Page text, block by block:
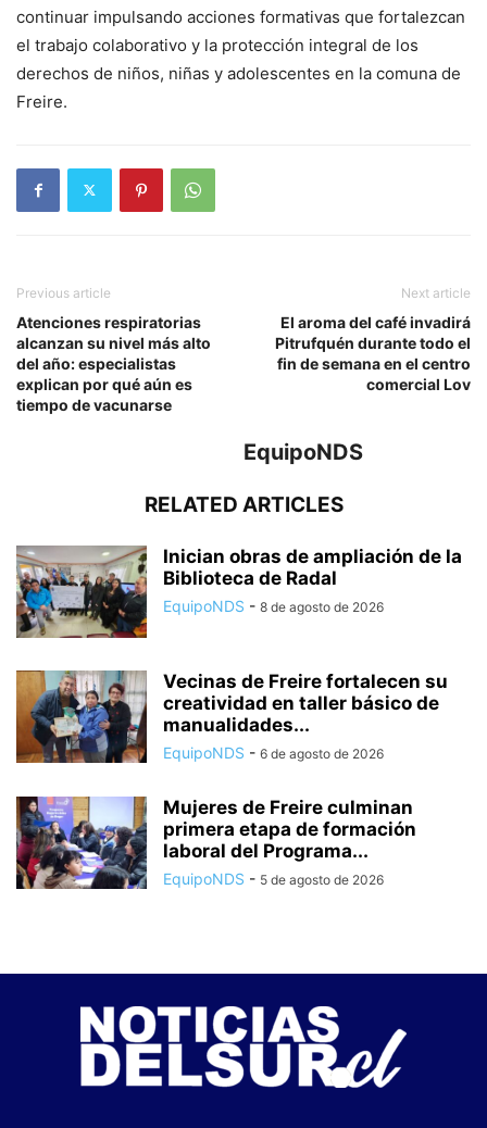
continuar impulsando acciones formativas que fortalezcan
el trabajo colaborativo y la protección integral de los
derechos de niños, niñas y adolescentes en la comuna de
Freire.
Previous article
Atenciones respiratorias
alcanzan su nivel más alto
del año: especialistas
explican por qué aún es
tiempo de vacunarse
Next article
El aroma del café invadirá
Pitrufquén durante todo el
fin de semana en el centro
comercial Lov
EquipoNDS
RELATED ARTICLES
Inician obras de ampliación de la
Biblioteca de Radal
EquipoNDS - 8 de agosto de 2026
Vecinas de Freire fortalecen su
creatividad en taller básico de
manualidades...
EquipoNDS - 6 de agosto de 2026
Mujeres de Freire culminan
primera etapa de formación
laboral del Programa...
EquipoNDS - 5 de agosto de 2026